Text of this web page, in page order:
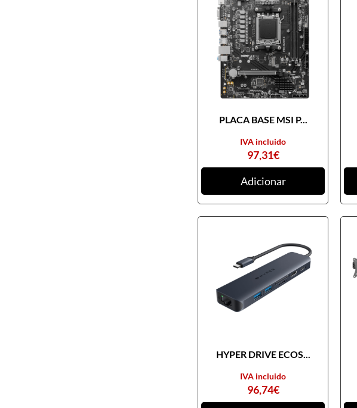
PLACA BASE MSI P...
97,31€
IVA incluido
Adicionar
HYPER DRIVE ECOS...
96,74€
IVA incluido